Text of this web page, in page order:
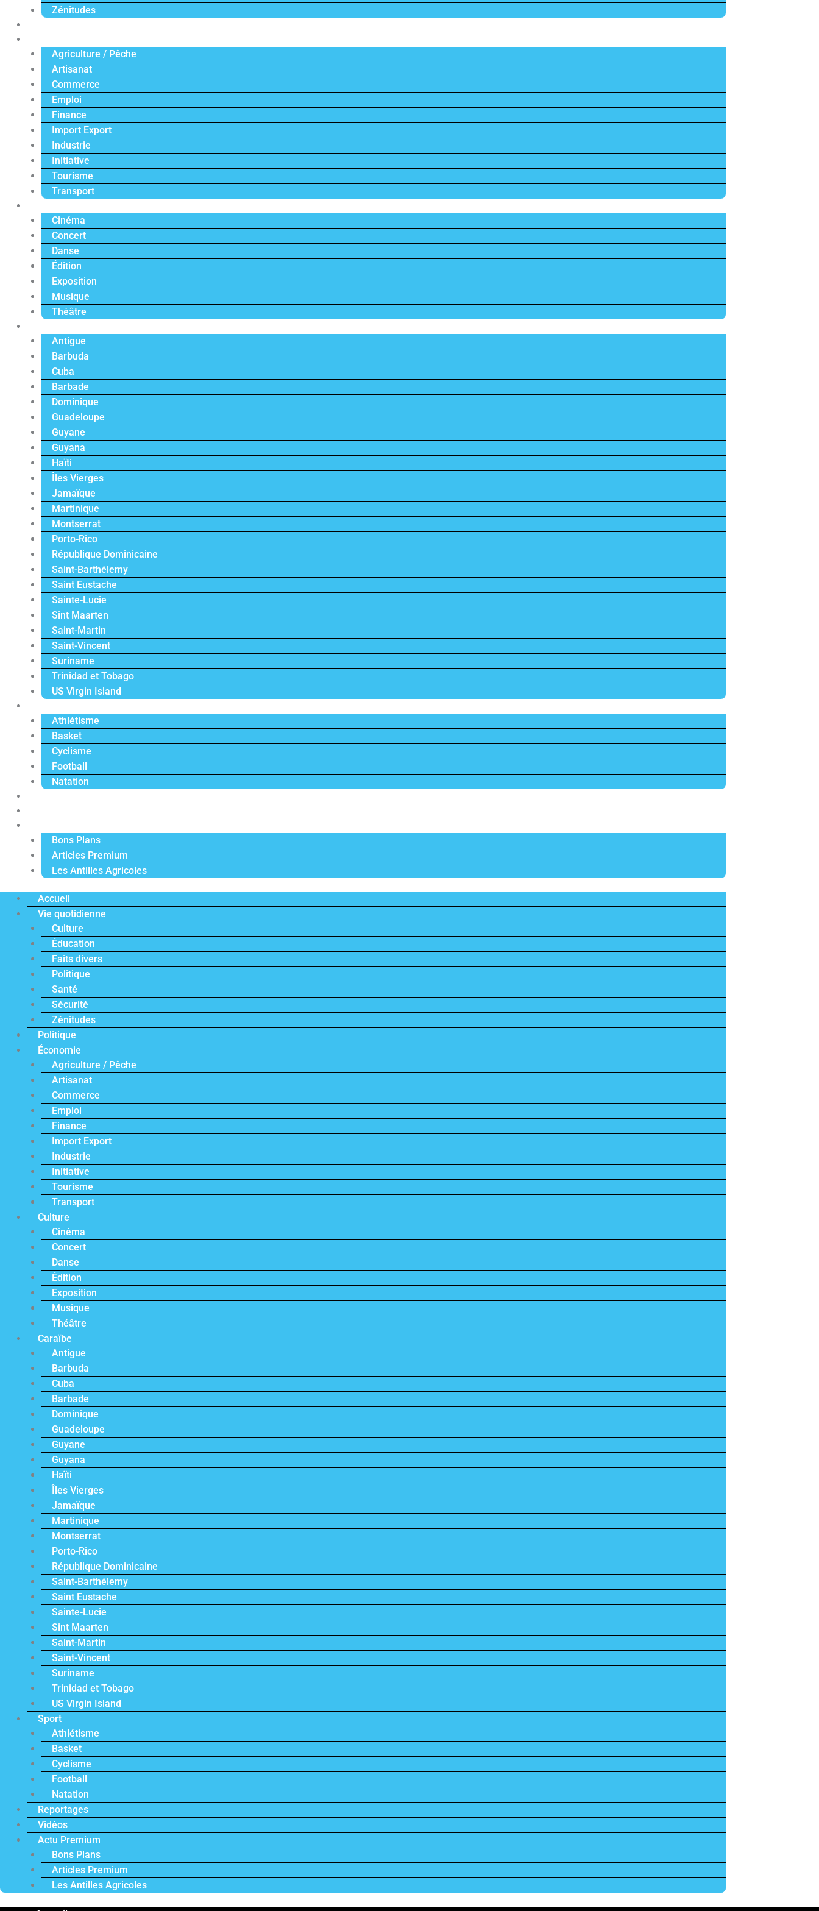
Zénitudes
Agriculture / Pêche
Artisanat
Commerce
Emploi
Finance
Import Export
Industrie
Initiative
Tourisme
Transport
Cinéma
Concert
Danse
Édition
Exposition
Musique
Théâtre
Antigue
Barbuda
Cuba
Barbade
Dominique
Guadeloupe
Guyane
Guyana
Haïti
Îles Vierges
Jamaïque
Martinique
Montserrat
Porto-Rico
République Dominicaine
Saint-Barthélemy
Saint Eustache
Sainte-Lucie
Sint Maarten
Saint-Martin
Saint-Vincent
Suriname
Trinidad et Tobago
US Virgin Island
Athlétisme
Basket
Cyclisme
Football
Natation
Bons Plans
Articles Premium
Les Antilles Agricoles
Accueil
Vie quotidienne
Culture
Éducation
Faits divers
Politique
Santé
Sécurité
Zénitudes
Politique
Économie
Agriculture / Pêche
Artisanat
Commerce
Emploi
Finance
Import Export
Industrie
Initiative
Tourisme
Transport
Culture
Cinéma
Concert
Danse
Édition
Exposition
Musique
Théâtre
Caraïbe
Antigue
Barbuda
Cuba
Barbade
Dominique
Guadeloupe
Guyane
Guyana
Haïti
Îles Vierges
Jamaïque
Martinique
Montserrat
Porto-Rico
République Dominicaine
Saint-Barthélemy
Saint Eustache
Sainte-Lucie
Sint Maarten
Saint-Martin
Saint-Vincent
Suriname
Trinidad et Tobago
US Virgin Island
Sport
Athlétisme
Basket
Cyclisme
Football
Natation
Reportages
Vidéos
Actu Premium
Bons Plans
Articles Premium
Les Antilles Agricoles